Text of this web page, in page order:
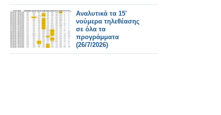
Αναλυτικά τα 15'
νούμερα τηλεθέασης
σε όλα τα
προγράμματα
(26/7/2026)